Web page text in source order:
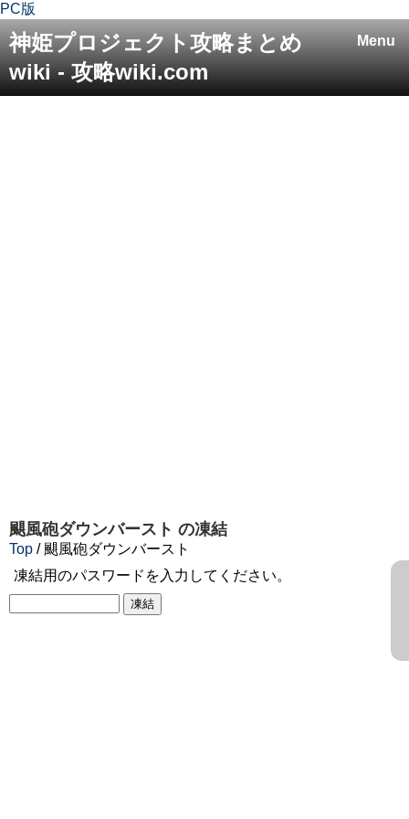
PC版
Menu
神姫プロジェクト攻略まとめ
wiki - 攻略wiki.com
颶風砲ダウンバースト の凍結
Top / 颶風砲ダウンバースト
凍結用のパスワードを入力してください。